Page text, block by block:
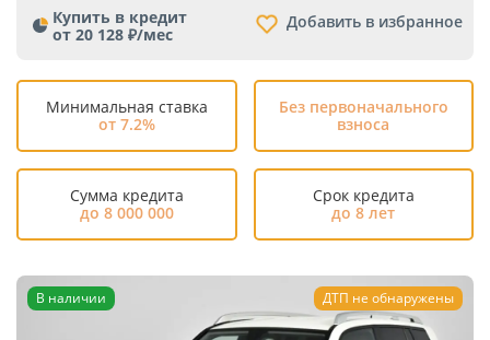
Купить в кредит
от 20 128 ₽/мес
Добавить в избранное
Минимальная ставка
от 7.2%
Без первоначального
взноса
Сумма кредита
до 8 000 000
Срок кредита
до 8 лет
В наличии ДТП не обнаружены